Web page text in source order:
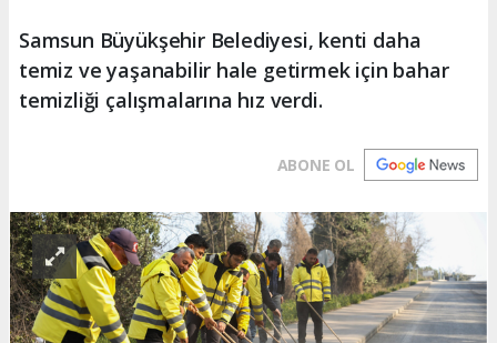
Samsun Büyükşehir Belediyesi, kenti daha
temiz ve yaşanabilir hale getirmek için bahar
temizliği çalışmalarına hız verdi.
ABONE OL